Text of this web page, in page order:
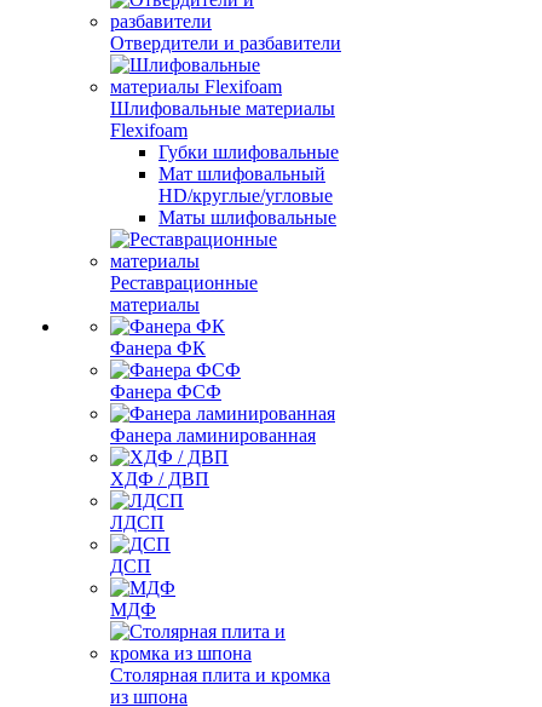
Отвердители и разбавители
Шлифовальные материалы
Flexifoam
Губки шлифовальные
Мат шлифовальный
HD/круглые/угловые
Маты шлифовальные
Реставрационные
материалы
Фанера ФК
Фанера ФСФ
Фанера ламинированная
ХДФ / ДВП
ЛДСП
ДСП
МДФ
Столярная плита и кромка
из шпона